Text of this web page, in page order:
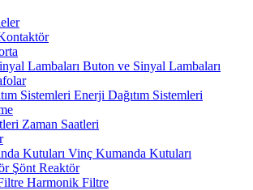
Buton ve Sinyal Lambaları
Enerji Dağıtım Sistemleri
Zaman Saatleri
Vinç Kumanda Kutuları
Şönt Reaktör
Harmonik Filtre